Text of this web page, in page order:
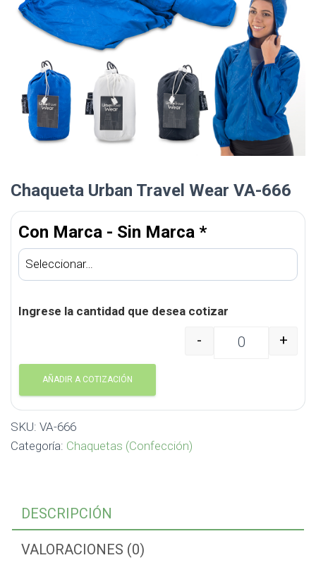
Chaqueta Urban Travel Wear VA-666
Con Marca - Sin Marca *
Ingrese la cantidad que desea cotizar
Chaqueta Urban
- +
AÑADIR A COTIZACIÓN
SKU: VA-666
Categoría: Chaquetas (Confección)
DESCRIPCIÓN
VALORACIONES (0)